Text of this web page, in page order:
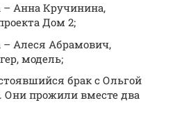
– Анна Кручинина,
Дом 2;
– Алеся Абрамович,
модель;
брак с Ольгой
Они прожили вместе два